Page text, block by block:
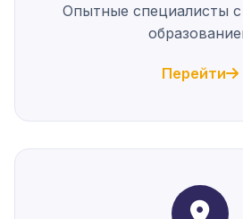
Опытные специалисты
Перейти